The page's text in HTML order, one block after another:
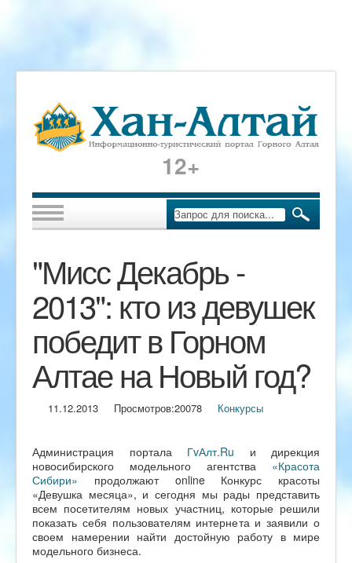
12+
"Мисс Декабрь -
2013": кто из девушек
победит в Горном
Алтае на Новый год?
11.12.2013 Просмотров:20078 Конкурсы
Администрация портала ГvАлт.Ru и дирекция
новосибирского модельного агентства «Красота
Сибири» продолжают online Конкурс красоты
«Девушка месяца», и сегодня мы рады представить
всем посетителям новых участниц, которые решили
показать себя пользователям интернета и заявили о
своем намерении найти достойную работу в мире
модельного бизнеса.